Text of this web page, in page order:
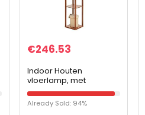
€246.53
Indoor Houten
vloerlamp, met
planken, staande lamp
met 3 lagen weergave
opslag voor
Already Sold: 94%